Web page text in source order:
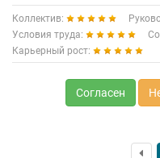
Коллектив:
Условия труда:
Карьерный рост:
Согласен